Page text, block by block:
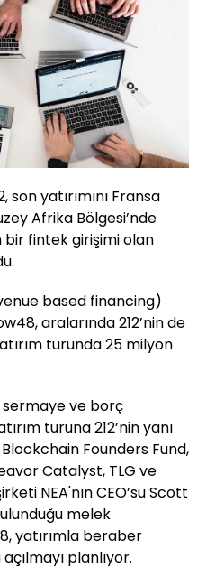
yatırımını Fransa
Afrika Bölgesi’nde
fintek girişimi olan
based financing)
aralarında 212’nin de
turunda 25 milyon
sermaye ve borç
turuna 212’nin yanı
Founders Fund,
Catalyst, TLG ve
NEA'nın CEO’su Scott
melek
yatırımla beraber
planlıyor.